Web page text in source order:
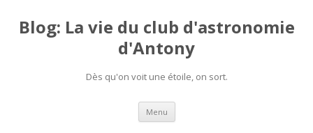
Blog: La vie du club d'astronomie
d'Antony
Dès qu'on voit une étoile, on sort.
Menu Aller
contenu